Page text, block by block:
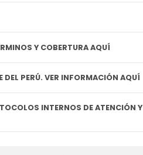
LLEGA HOY!! VER TÉRMINOS Y COBERTURA AQUÍ
PERÚ. VER INFORMACIÓN AQUÍ
INTERNOS DE ATENCIÓN Y